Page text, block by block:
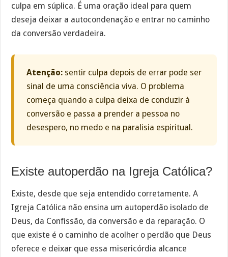
culpa em súplica. É uma oração ideal para quem
deseja deixar a autocondenação e entrar no caminho
da conversão verdadeira.
Atenção: sentir culpa depois de errar pode ser
sinal de uma consciência viva. O problema
começa quando a culpa deixa de conduzir à
conversão e passa a prender a pessoa no
desespero, no medo e na paralisia espiritual.
Existe autoperdão na Igreja Católica?
Existe, desde que seja entendido corretamente. A
Igreja Católica não ensina um autoperdão isolado de
Deus, da Confissão, da conversão e da reparação. O
que existe é o caminho de acolher o perdão que Deus
oferece e deixar que essa misericórdia alcance